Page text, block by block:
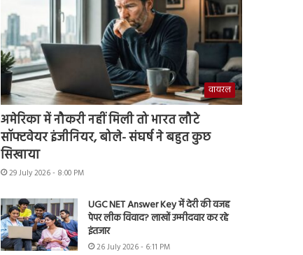
वायरल
अमेरिका में नौकरी नहीं मिली तो भारत लौटे
सॉफ्टवेयर इंजीनियर, बोले- संघर्ष ने बहुत कुछ
सिखाया
29 July 2026 - 8:00 PM
UGC NET Answer Key में देरी की वजह
पेपर लीक विवाद? लाखों उम्मीदवार कर रहे
इंतजार
26 July 2026 - 6:11 PM